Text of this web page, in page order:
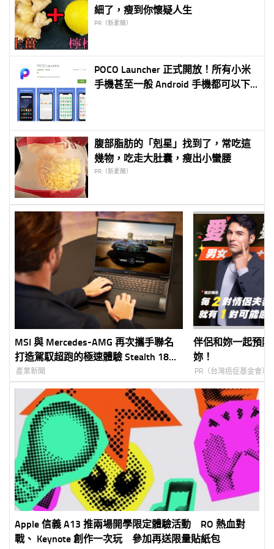
細了，瘦到你懷疑人生
PR（新素簡）
POCO Launcher 正式開放！所有小米
手機甚至一般 Android 手機都可以下
腹部脂肪的「剋星」找到了，常吃這
幾物，吃走大肚囊，瘦出小蠻腰
PR（新素簡）
MSI 與 Mercedes-AMG 再次攜手聯名
打造駕馭超跑的極速體驗 Stealth 18
Mercedes-AMG Motorsport
產業新聞
伴侶和妳一起預
妳！
PR（台灣癌症基金會）
Apple 信義 A13 推兩場開學限定體驗活動 RO 熱血對
戰、 Keynote 創作一次玩 參加再送限量貼紙包